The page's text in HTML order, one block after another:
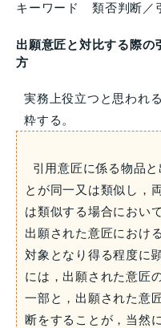
キーワード
類否判断／
出願意匠と対比する際の
方
実務上役立つと思われ
粋する。
引用意匠に係る物品
とが同一又は類似し，
は類似する場合におい
出願された意匠におけ
対象となり得る程度に
には，出願された意匠
一部と，出願された意
断をすることが，当然